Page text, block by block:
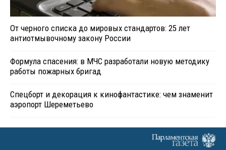
От черного списка до мировых стандартов: 25 лет
антиотмывочному закону России
Формула спасения: в МЧС разработали новую методику
работы пожарных бригад
Спецборт и декорация к кинофантастике: чем знаменит
аэропорт Шереметьево